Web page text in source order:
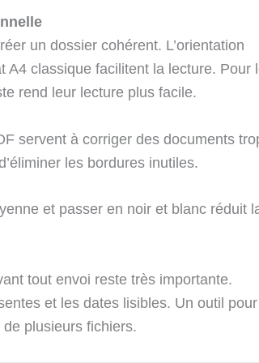
un dossier cohérent. L’orientation
A4 classique facilitent la lecture. Pour
rend leur lecture plus facile.
servent à corriger des documents
les bordures inutiles.
et passer en noir et blanc réduit
tout envoi reste très importante.
et les dates lisibles. Un outil pour
plusieurs fichiers.